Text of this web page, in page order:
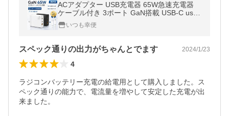
ACアダプター USB充電器 65W急速充電器
ケーブル付き 3ポート GaN搭載 USB-C usb
コンセント タイプc iPhone Android ノート
パソコン スマホ
いつも幸便
スペック通りの出力がちゃんとでます 2024/1/23
4
ラジコンバッテリー充電の給電用として購入しました。ス
ペック通りの能力で、電流量を増やして安定した充電が出
来ました。